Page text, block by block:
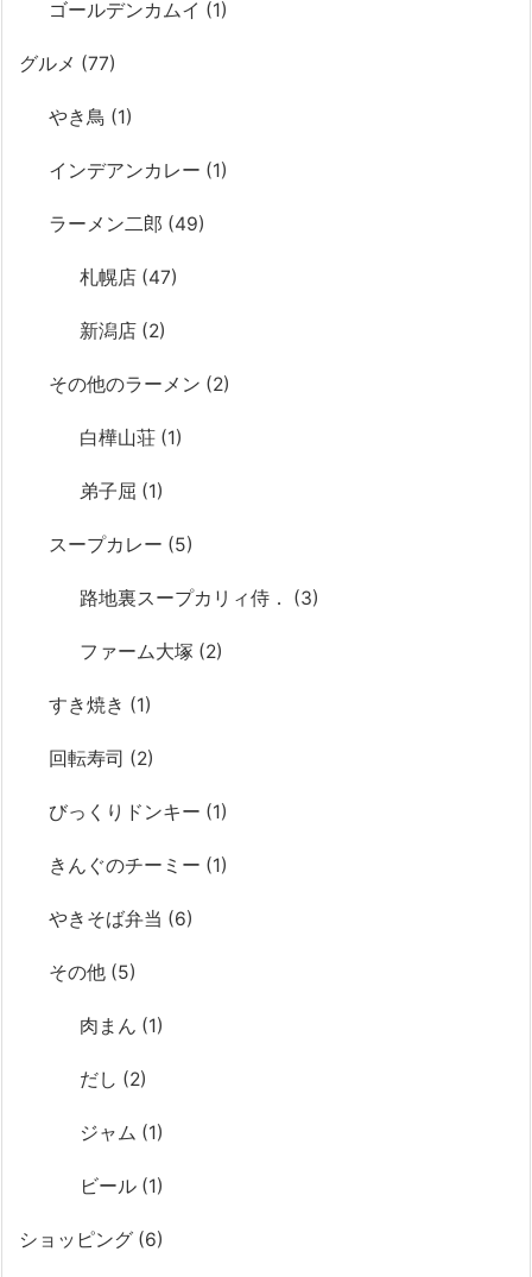
ゴールデンカムイ (1)
グルメ (77)
やき鳥 (1)
インデアンカレー (1)
ラーメン二郎 (49)
札幌店 (47)
新潟店 (2)
その他のラーメン (2)
白樺山荘 (1)
弟子屈 (1)
スープカレー (5)
路地裏スープカリィ侍． (3)
ファーム大塚 (2)
すき焼き (1)
回転寿司 (2)
びっくりドンキー (1)
きんぐのチーミー (1)
やきそば弁当 (6)
その他 (5)
肉まん (1)
だし (2)
ジャム (1)
ビール (1)
ショッピング (6)